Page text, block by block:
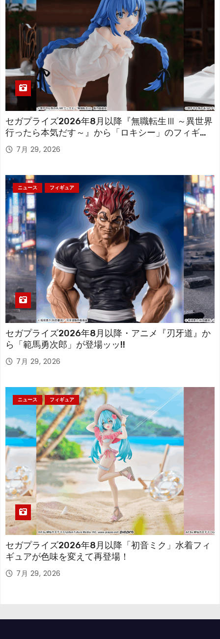
セガプライズ2026年8月以降『無職転生Ⅲ ～異世界
行ったら本気だす～』から「ロキシー」のフィギュ
アが登場！
7月 29, 2026
ニュース フィギュア
セガプライズ2026年8月以降・アニメ『刃牙道』か
ら「範馬勇次郎」が登場ッッ!!
7月 29, 2026
ニュース フィギュア
セガプライズ2026年8月以降「初音ミク」水着フィ
ギュアが色味を変えて再登場！
7月 29, 2026